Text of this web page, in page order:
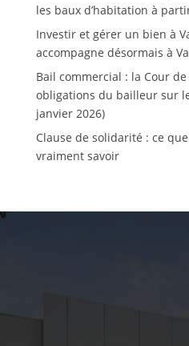
les baux d’habitation à
Investir et gérer un bien à
accompagne désormais à
Bail commercial : la Cour
obligations du bailleur sur
janvier 2026)
Clause de solidarité : ce
vraiment savoir